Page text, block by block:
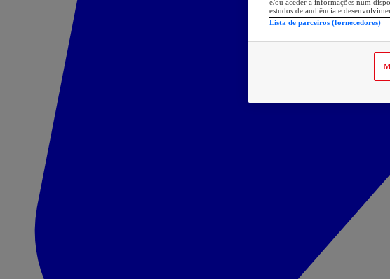
e/ou aceder a informações num
estudos de audiência e
Lista de parceiros (fornecedores)